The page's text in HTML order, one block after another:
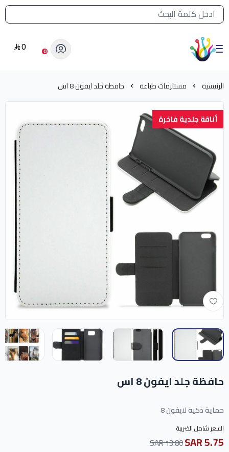
القائمة الرئيسية لمتجر الشرق النادر
الشرق النادر بيع مستلزمات طباعة حرارية 0
0
الرئيسية مستلزمات طباعة حافظة جلد ايفون 8 اس
أناقة جلدية فاخرة
حافظة جلد ايفون 8 اس
حماية ذكية لايفون 8
السعر شامل الضريبة
5.75 SAR
13.80 SAR